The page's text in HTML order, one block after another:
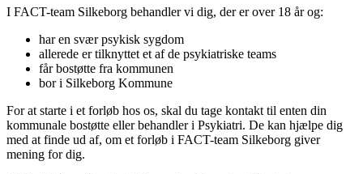
I FACT-team Silkeborg behandler vi dig, der er over 18 år og:
har en svær psykisk sygdom
allerede er tilknyttet et af de psykiatriske teams
får bostøtte fra kommunen
bor i Silkeborg Kommune
For at starte i et forløb hos os, skal du tage kontakt til enten din
kommunale bostøtte eller behandler i Psykiatri. De kan hjælpe dig
med at finde ud af, om et forløb i FACT-team Silkeborg giver
mening for dig.